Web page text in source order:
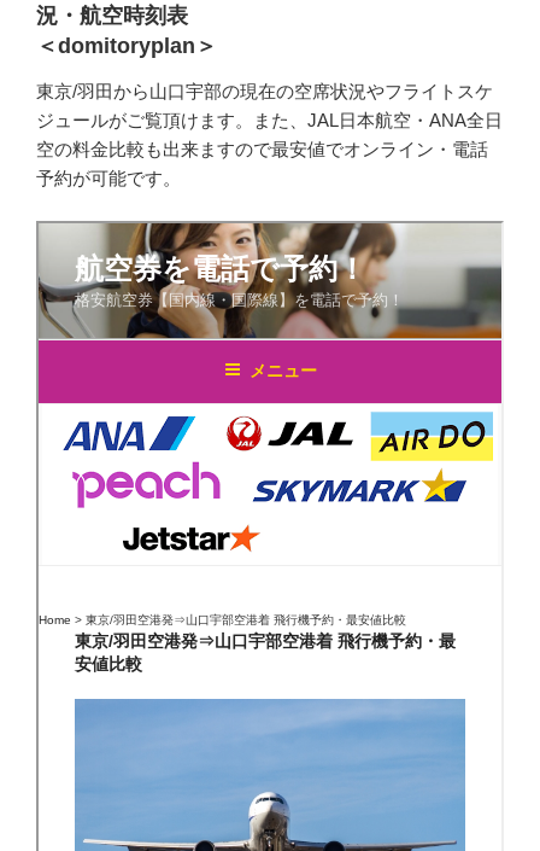
況・航空時刻表
＜domitoryplan＞
東京/羽田から山口宇部の現在の空席状況やフライトスケ
ジュールがご覧頂けます。また、JAL日本航空・ANA全日
空の料金比較も出来ますので最安値でオンライン・電話
予約が可能です。